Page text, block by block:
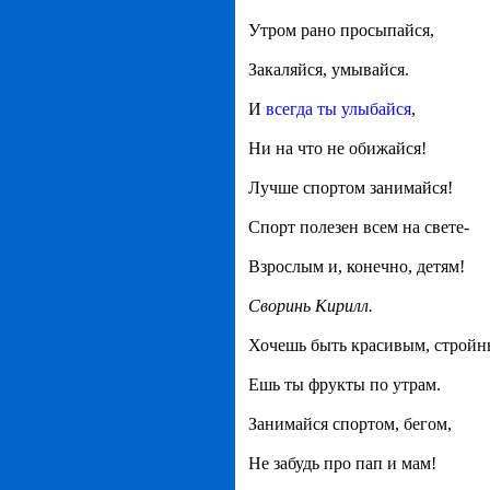
Утром рано просыпайся,
Закаляйся, умывайся.
И всегда ты улыбайся,
Ни на что не обижайся!
Лучше спортом занимайся!
Спорт полезен всем на свете-
Взрослым и, конечно, детям!
Своринь Кирилл.
Хочешь быть красивым,
Ешь ты фрукты по утрам.
Занимайся спортом, бегом,
Не забудь про пап и мам!